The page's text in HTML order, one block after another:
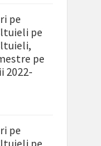
pe
pe
pe
2022-
pe